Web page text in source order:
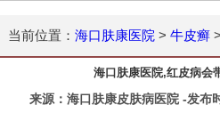
当前位置： 海口肤康医院 > 牛皮癣>
海口肤康医院,红皮病会
来源：海口肤康皮肤病医院 -发